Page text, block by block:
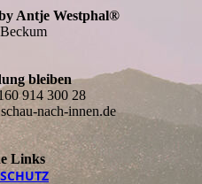
Antje Westphal®
bleiben
914 300 28
nach-innen.de
Links